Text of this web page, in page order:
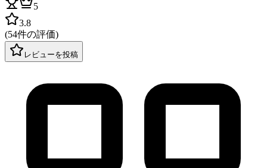
5
3.8
(54件の評価)
レビューを投稿